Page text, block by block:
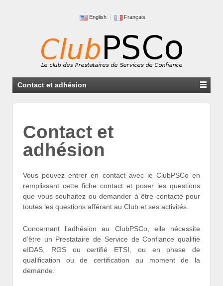
English Français
Contact et adhésion
Contact et
adhésion
Vous pouvez entrer en contact avec le ClubPSCo en
remplissant cette fiche contact et poser les questions
que vous souhaitez ou demander à être contacté pour
toutes les questions afférant au Club et ses activités.
Concernant l’adhésion au ClubPSCo, elle nécessite
d’être un Prestataire de Service de Confiance qualifié
eIDAS, RGS ou certifié ETSI, ou en phase de
qualification ou de certification au moment de la
demande.